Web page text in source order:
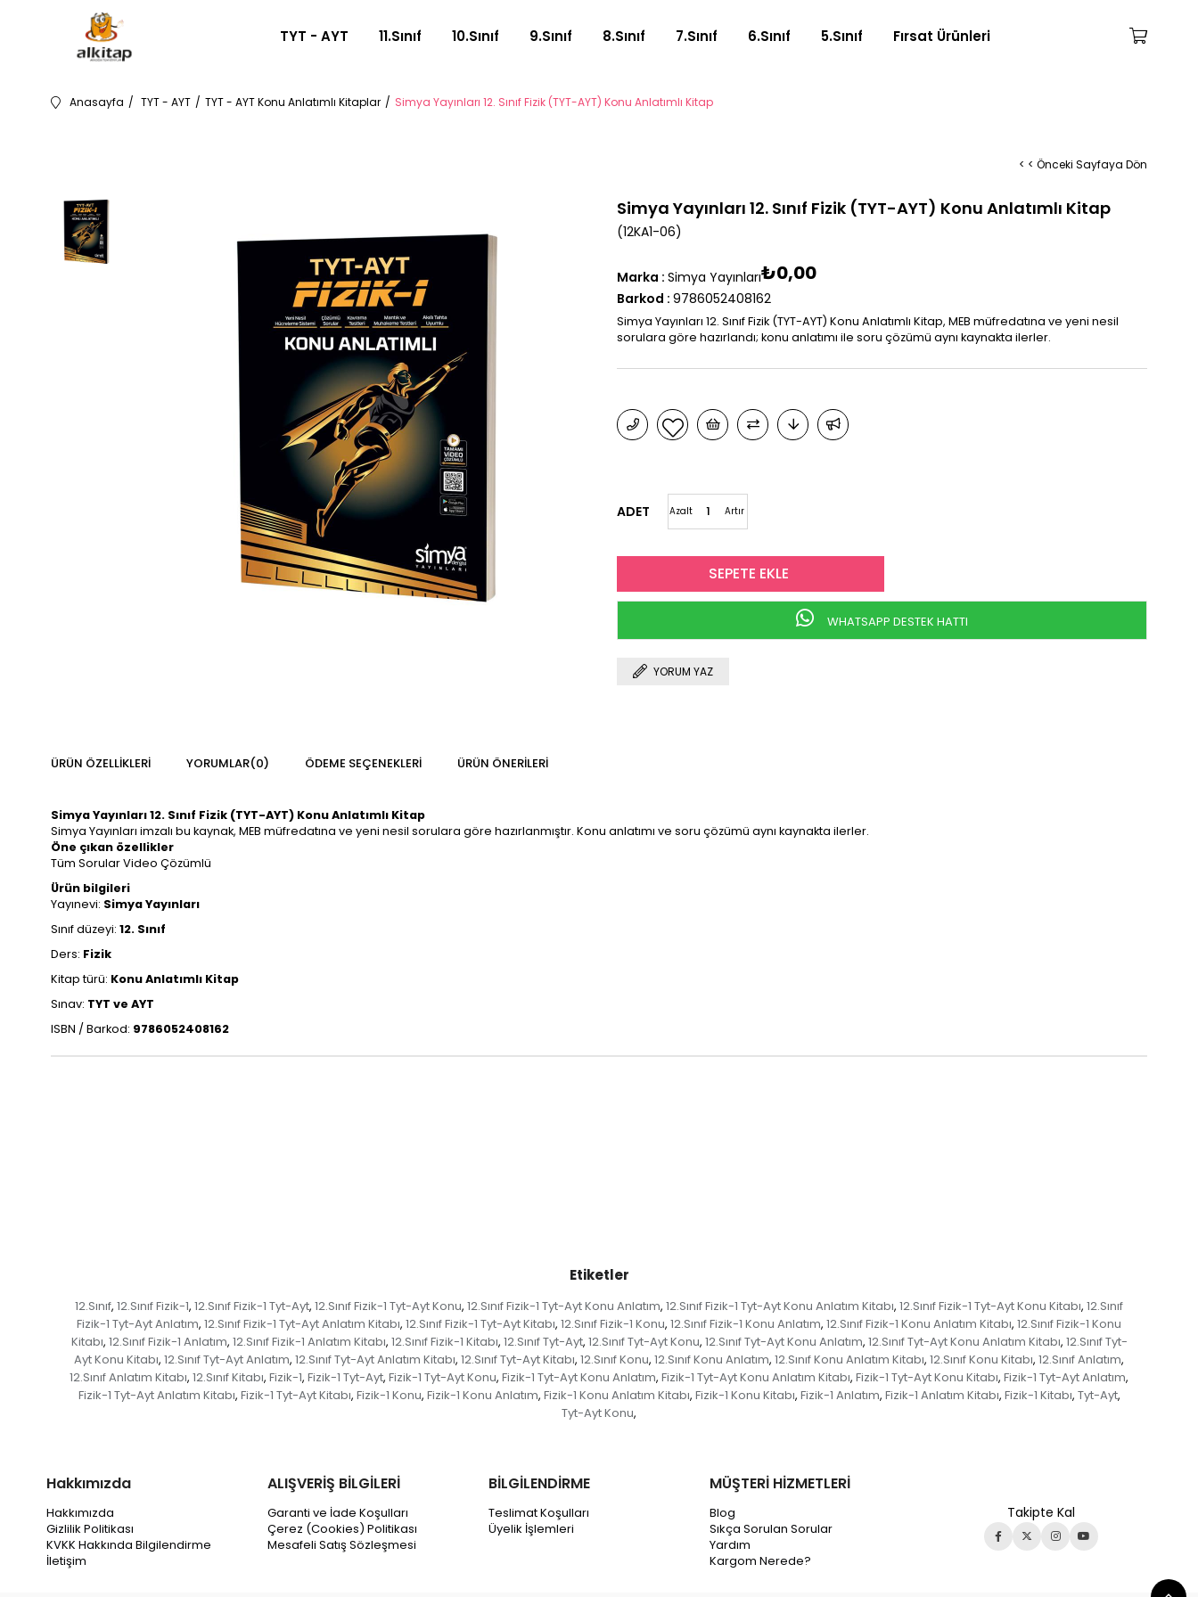
TYT - AYT 11.Sınıf 10.Sınıf 9.Sınıf 8.Sınıf 7.Sınıf 6.Sınıf 5.Sınıf Fırsat Ürünleri
Anasayfa TYT - AYT TYT - AYT Konu Anlatımlı Kitaplar Simya Yayınları 12. Sınıf Fizik (TYT-AYT) Konu Anlatımlı Kitap
< < Önceki Sayfaya Dön
Simya Yayınları 12. Sınıf Fizik (TYT-AYT) Konu Anlatımlı Kitap
(12KA1-06)
Marka : Simya Yayınları₺0,00
Barkod : 9786052408162
Simya Yayınları 12. Sınıf Fizik (TYT-AYT) Konu Anlatımlı Kitap, MEB müfredatına ve yeni nesil
sorulara göre hazırlandı; konu anlatımı ile soru çözümü aynı kaynakta ilerler.
ADET Artır
Azalt
WHATSAPP DESTEK HATTI
YORUM YAZ
ÜRÜN ÖZELLIKLERI YORUMLAR(0) ÖDEME SEÇENEKLERI ÜRÜN ÖNERILERI
Simya Yayınları 12. Sınıf Fizik (TYT-AYT) Konu Anlatımlı Kitap
Simya Yayınları imzalı bu kaynak, MEB müfredatına ve yeni nesil sorulara göre hazırlanmıştır. Konu anlatımı ve soru çözümü aynı kaynakta ilerler.
Öne çıkan özellikler
Tüm Sorular Video Çözümlü
Ürün bilgileri
Yayınevi: Simya Yayınları
Sınıf düzeyi: 12. Sınıf
Ders: Fizik
Kitap türü: Konu Anlatımlı Kitap
Sınav: TYT ve AYT
ISBN / Barkod: 9786052408162
Etiketler
12.Sınıf, 12.Sınıf Fizik-1, 12.Sınıf Fizik-1 Tyt-Ayt, 12.Sınıf Fizik-1 Tyt-Ayt Konu, 12.Sınıf Fizik-1 Tyt-Ayt Konu Anlatım, 12.Sınıf Fizik-1 Tyt-Ayt Konu Anlatım Kitabı, 12.Sınıf Fizik-1 Tyt-Ayt Konu Kitabı, 12.Sınıf
Fizik-1 Tyt-Ayt Anlatım, 12.Sınıf Fizik-1 Tyt-Ayt Anlatım Kitabı, 12.Sınıf Fizik-1 Tyt-Ayt Kitabı, 12.Sınıf Fizik-1 Konu, 12.Sınıf Fizik-1 Konu Anlatım, 12.Sınıf Fizik-1 Konu Anlatım Kitabı, 12.Sınıf Fizik-1 Konu
Kitabı, 12.Sınıf Fizik-1 Anlatım, 12.Sınıf Fizik-1 Anlatım Kitabı, 12.Sınıf Fizik-1 Kitabı, 12.Sınıf Tyt-Ayt, 12.Sınıf Tyt-Ayt Konu, 12.Sınıf Tyt-Ayt Konu Anlatım, 12.Sınıf Tyt-Ayt Konu Anlatım Kitabı, 12.Sınıf Tyt-
Ayt Konu Kitabı, 12.Sınıf Tyt-Ayt Anlatım, 12.Sınıf Tyt-Ayt Anlatım Kitabı, 12.Sınıf Tyt-Ayt Kitabı, 12.Sınıf Konu, 12.Sınıf Konu Anlatım, 12.Sınıf Konu Anlatım Kitabı, 12.Sınıf Konu Kitabı, 12.Sınıf Anlatım,
12.Sınıf Anlatım Kitabı, 12.Sınıf Kitabı, Fizik-1, Fizik-1 Tyt-Ayt, Fizik-1 Tyt-Ayt Konu, Fizik-1 Tyt-Ayt Konu Anlatım, Fizik-1 Tyt-Ayt Konu Anlatım Kitabı, Fizik-1 Tyt-Ayt Konu Kitabı, Fizik-1 Tyt-Ayt Anlatım,
Fizik-1 Tyt-Ayt Anlatım Kitabı, Fizik-1 Tyt-Ayt Kitabı, Fizik-1 Konu, Fizik-1 Konu Anlatım, Fizik-1 Konu Anlatım Kitabı, Fizik-1 Konu Kitabı, Fizik-1 Anlatım, Fizik-1 Anlatım Kitabı, Fizik-1 Kitabı, Tyt-Ayt,
Tyt-Ayt Konu,
Hakkımızda
Hakkımızda
Gizlilik Politikası
KVKK Hakkında Bilgilendirme
İletişim
ALIŞVERİŞ BİLGİLERİ
Garanti ve İade Koşulları
Çerez (Cookies) Politikası
Mesafeli Satış Sözleşmesi
BİLGİLENDİRME
Teslimat Koşulları
Üyelik İşlemleri
MÜŞTERİ HİZMETLERİ
Blog
Sıkça Sorulan Sorular
Yardım
Kargom Nerede?
Takipte Kal